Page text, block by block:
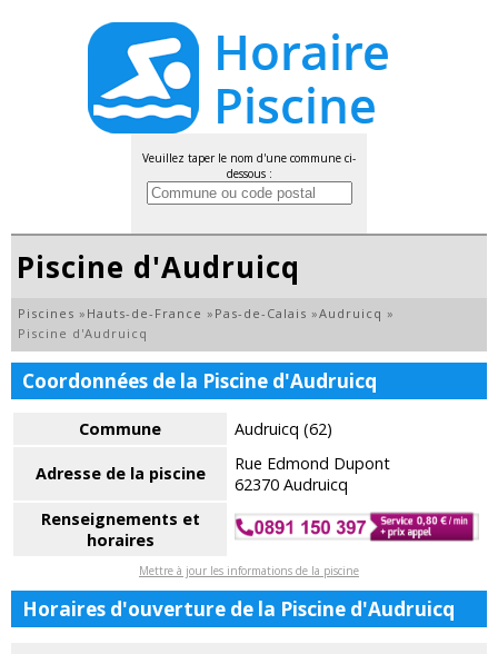
Veuillez taper le nom d'une commune ci-
dessous :
Piscine d'Audruicq
Piscines » Hauts-de-France » Pas-de-Calais »Audruicq »
Piscine d'Audruicq
Coordonnées de la Piscine d'Audruicq
Commune Audruicq (62)
Adresse de la piscine
Rue Edmond Dupont
62370 Audruicq
Renseignements et
horaires
Mettre à jour les informations de la piscine
Horaires d'ouverture de la Piscine d'Audruicq